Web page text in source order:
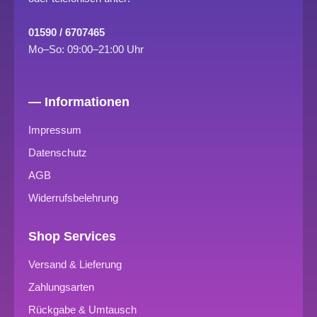
01590 / 6707465
Mo–So: 09:00–21:00 Uhr
— Informationen
Impressum
Datenschutz
AGB
Widerrufsbelehrung
Shop Services
Versand & Lieferung
Zahlungsarten
Rückgabe & Umtausch